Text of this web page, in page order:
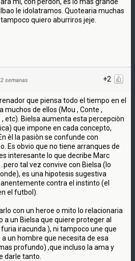
le idolatramos. Quotearia muchas
quiero aburriros jeje.
+2
semanas
que piensa todo el tiempo en el
de ellos (Mou , Conte ,
etc). Bielsa aumenta esta percepciòn
que impone en cada concepto,
èl la pasiòn se confunde con
Es obvio que no tiene arranques de
interesante lo que decribe Marc
tal vez convive con Bielsa (lo
es una hipotesis sugestiva
contra el instinto (el
el futbol).
con un heroe o mito lo relacionaria
a un Bielsa que quiere proteger al
iracunda ), ni tampoco une que
un hombre que necesita de esa
profundo) ,que incluso la ama y
darle tanto.